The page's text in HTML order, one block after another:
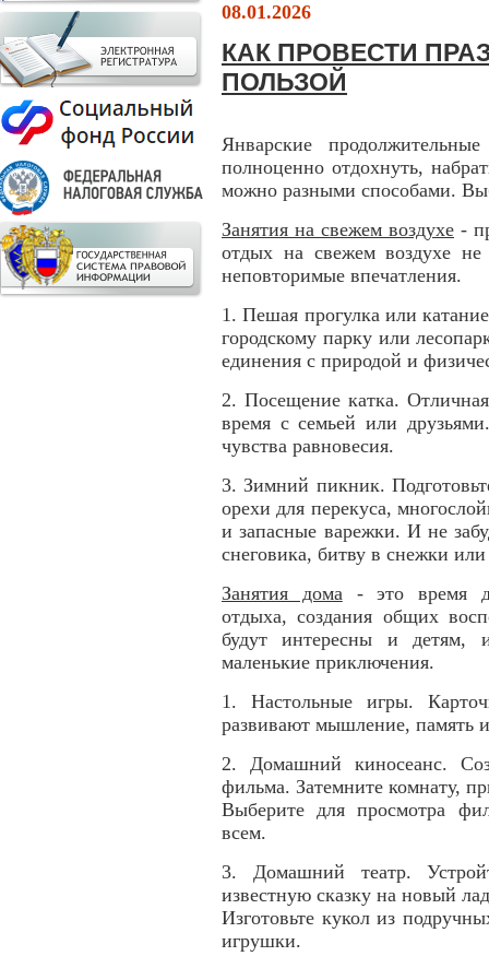
08.01.2026
КАК ПРОВЕСТИ
ПОЛЬЗОЙ
Январские
полноценно отдохнуть,
можно разными способами.
Занятия на свежем воздухе -
отдых на свежем воздухе
неповторимые впечатления.
1. Пешая прогулка или
городскому парку или
единения с природой и
2. Посещение катка.
время с семьей или
чувства равновесия.
3. Зимний пикник.
орехи для перекуса,
и запасные варежки. И не
снеговика, битву в снежки
Занятия дома- это время
отдыха, создания общих
будут интересны и детям,
маленькие приключения.
1. Настольные игры.
развивают мышление, память
2. Домашний киносеанс.
фильма. Затемните комнату,
Выберите для просмотра
всем.
3. Домашний театр.
известную сказку на новый
Изготовьте кукол из
игрушки.